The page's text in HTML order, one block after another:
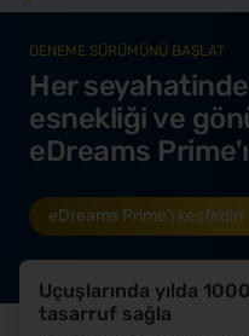
DENEME SÜRÜMÜNÜ BAŞLAT
Her
esnekliği ve
eDreams
eDreams Prime'ı keşfedin
Uçuşlarında yılda
tasarruf sağla